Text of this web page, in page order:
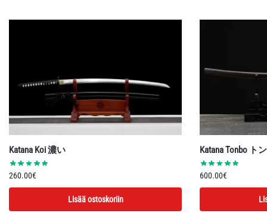
Katana Koi 濃い
260.00€
Lisää ostoskoriin
Katana Tonbo ト
600.00€